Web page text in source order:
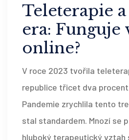
Teleterapie
era: Funguje
online?
V roce 2023 tvořila
republice třicet dva
Pandemie zrychlila tento
stal standardem. Mnozí se
hluboký terapeutický vztah